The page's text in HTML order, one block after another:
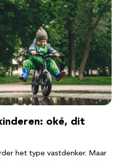
oké, dit
het type vastdenker. Maar